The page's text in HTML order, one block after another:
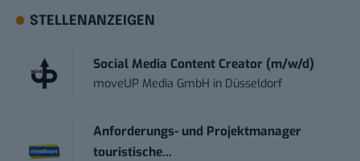
STELLENANZEIGEN
Social Media Content Creator (m/w/d)
moveUP Media GmbH in Düsseldorf
Anforderungs- und Projektmanager
touristische...